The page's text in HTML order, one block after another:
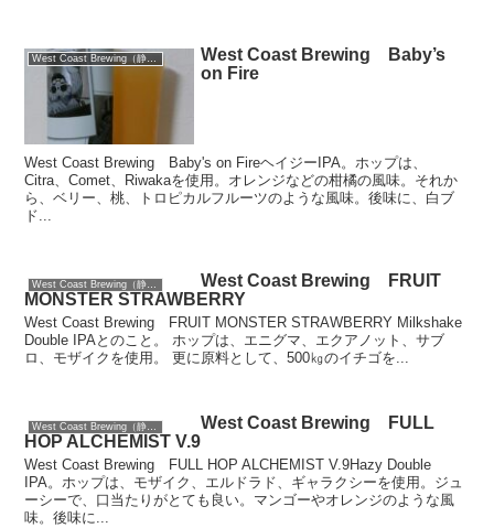
West Coast Brewing（静岡）
West Coast Brewing Baby’s
on Fire
West Coast Brewing Baby's on FireヘイジーIPA。ホップは、
Citra、Comet、Riwakaを使用。オレンジなどの柑橘の風味。それか
ら、ベリー、桃、トロピカルフルーツのような風味。後味に、白ブ
ド...
West Coast Brewing（静岡）
West Coast Brewing FRUIT
MONSTER STRAWBERRY
West Coast Brewing FRUIT MONSTER STRAWBERRY Milkshake
Double IPAとのこと。 ホップは、エニグマ、エクアノット、サブ
ロ、モザイクを使用。 更に原料として、500㎏のイチゴを...
West Coast Brewing（静岡）
West Coast Brewing FULL
HOP ALCHEMIST V.9
West Coast Brewing FULL HOP ALCHEMIST V.9Hazy Double
IPA。ホップは、モザイク、エルドラド、ギャラクシーを使用。ジュ
ーシーで、口当たりがとても良い。マンゴーやオレンジのような風
味。後味に...